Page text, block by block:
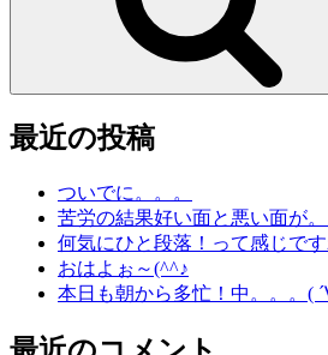
最近の投稿
ついでに。。。
苦労の結果好い面と悪い面が。
何気にひと段落！って感じで
おはよぉ～(^^♪
本日も朝から多忙！中。。。(